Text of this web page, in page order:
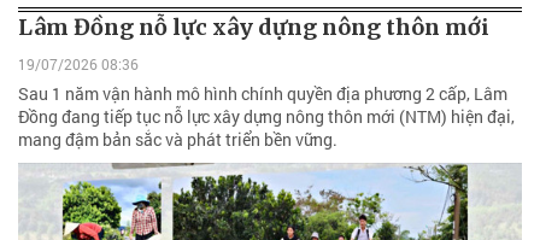
Lâm Đồng nỗ lực xây dựng nông thôn mới
19/07/2026 08:36
Sau 1 năm vận hành mô hình chính quyền địa phương 2 cấp, Lâm
Đồng đang tiếp tục nỗ lực xây dựng nông thôn mới (NTM) hiện đại,
mang đậm bản sắc và phát triển bền vững.